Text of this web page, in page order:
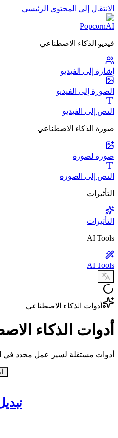
الانتقال إلى المحتوى الرئيسي
PopcornAI
فيديو الذكاء الاصطناعي
إشارة إلى الفيديو
الصورة إلى الفيديو
النص إلى الفيديو
صورة الذكاء الاصطناعي
صورة لصورة
النص إلى الصورة
التأثيرات
التأثيرات
AI Tools
AI Tools
أدوات الذكاء الاصطناعي
أدوات الذكاء
أدوات مستقلة لسير عمل محدد في